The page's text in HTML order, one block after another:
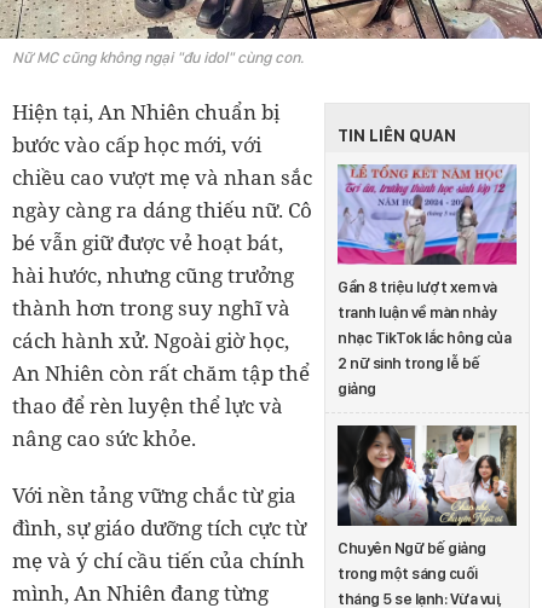
Nữ MC cũng không ngại "đu idol" cùng con.
TIN LIÊN QUAN
Gần 8 triệu lượt xem và
tranh luận về màn nhảy
nhạc TikTok lắc hông của
2 nữ sinh trong lễ bế
giảng
Chuyên Ngữ bế giảng
trong một sáng cuối
tháng 5 se lạnh: Vừa vui,
Hiện tại, An Nhiên chuẩn bị
bước vào cấp học mới, với
chiều cao vượt mẹ và nhan sắc
ngày càng ra dáng thiếu nữ. Cô
bé vẫn giữ được vẻ hoạt bát,
hài hước, nhưng cũng trưởng
thành hơn trong suy nghĩ và
cách hành xử. Ngoài giờ học,
An Nhiên còn rất chăm tập thể
thao để rèn luyện thể lực và
nâng cao sức khỏe.
Với nền tảng vững chắc từ gia
đình, sự giáo dưỡng tích cực từ
mẹ và ý chí cầu tiến của chính
mình, An Nhiên đang từng